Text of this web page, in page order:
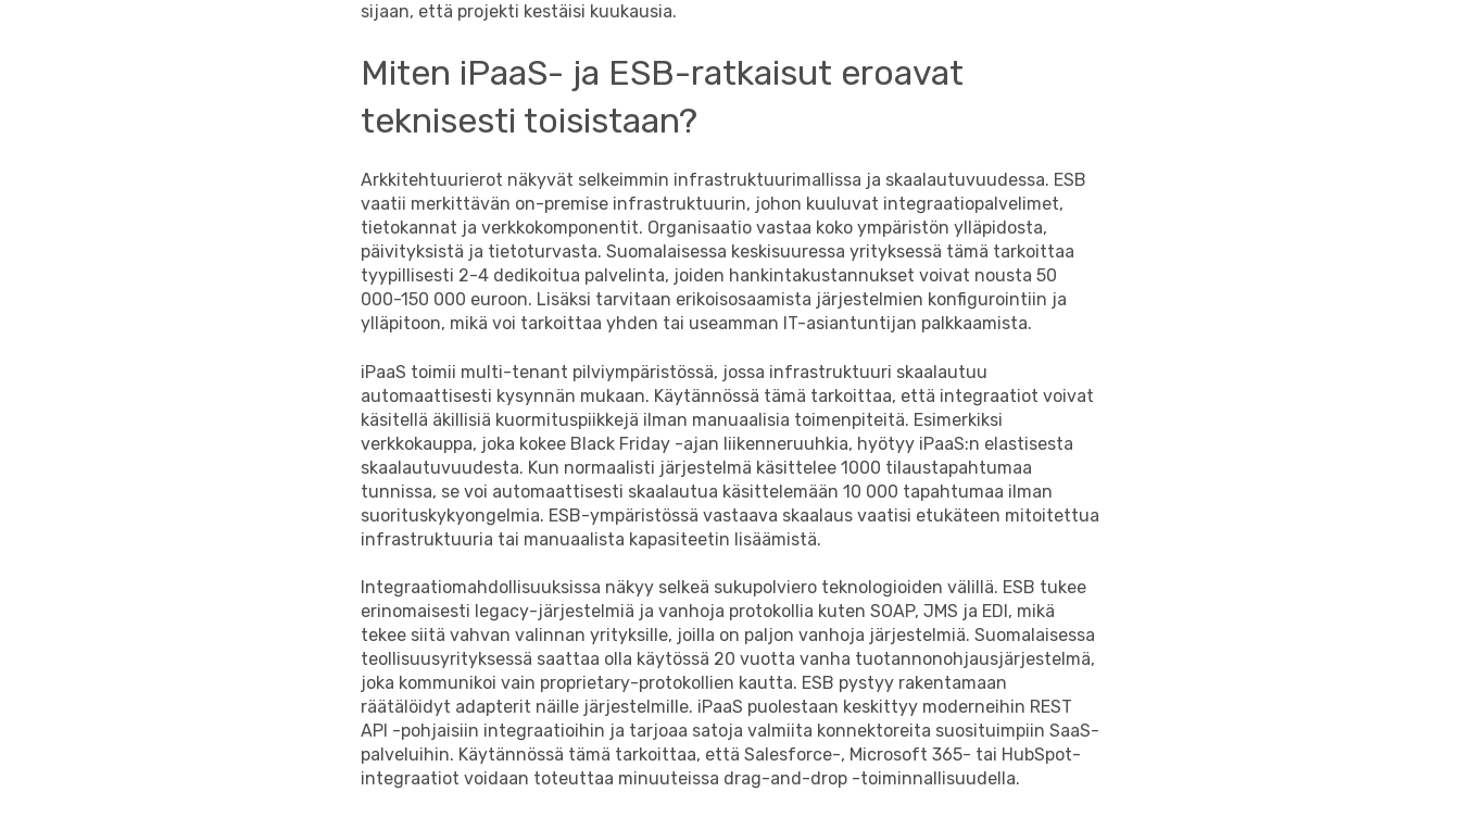
sijaan, että projekti kestäisi kuukausia.
Miten iPaaS- ja ESB-ratkaisut eroavat
teknisesti toisistaan?
Arkkitehtuurierot näkyvät selkeimmin infrastruktuurimallissa ja skaalautuvuudessa. ESB
vaatii merkittävän on-premise infrastruktuurin, johon kuuluvat integraatiopalvelimet,
tietokannat ja verkkokomponentit. Organisaatio vastaa koko ympäristön ylläpidosta,
päivityksistä ja tietoturvasta. Suomalaisessa keskisuuressa yrityksessä tämä tarkoittaa
tyypillisesti 2-4 dedikoitua palvelinta, joiden hankintakustannukset voivat nousta 50
000-150 000 euroon. Lisäksi tarvitaan erikoisosaamista järjestelmien konfigurointiin ja
ylläpitoon, mikä voi tarkoittaa yhden tai useamman IT-asiantuntijan palkkaamista.
iPaaS toimii multi-tenant pilviympäristössä, jossa infrastruktuuri skaalautuu
automaattisesti kysynnän mukaan. Käytännössä tämä tarkoittaa, että integraatiot voivat
käsitellä äkillisiä kuormituspiikkejä ilman manuaalisia toimenpiteitä. Esimerkiksi
verkkokauppa, joka kokee Black Friday -ajan liikenneruuhkia, hyötyy iPaaS:n elastisesta
skaalautuvuudesta. Kun normaalisti järjestelmä käsittelee 1000 tilaustapahtumaa
tunnissa, se voi automaattisesti skaalautua käsittelemään 10 000 tapahtumaa ilman
suorituskykyongelmia. ESB-ympäristössä vastaava skaalaus vaatisi etukäteen mitoitettua
infrastruktuuria tai manuaalista kapasiteetin lisäämistä.
Integraatiomahdollisuuksissa näkyy selkeä sukupolviero teknologioiden välillä. ESB tukee
erinomaisesti legacy-järjestelmiä ja vanhoja protokollia kuten SOAP, JMS ja EDI, mikä
tekee siitä vahvan valinnan yrityksille, joilla on paljon vanhoja järjestelmiä. Suomalaisessa
teollisuusyrityksessä saattaa olla käytössä 20 vuotta vanha tuotannonohjausjärjestelmä,
joka kommunikoi vain proprietary-protokollien kautta. ESB pystyy rakentamaan
räätälöidyt adapterit näille järjestelmille. iPaaS puolestaan keskittyy moderneihin REST
API -pohjaisiin integraatioihin ja tarjoaa satoja valmiita konnektoreita suosituimpiin SaaS-
palveluihin. Käytännössä tämä tarkoittaa, että Salesforce-, Microsoft 365- tai HubSpot-
integraatiot voidaan toteuttaa minuuteissa drag-and-drop -toiminnallisuudella.